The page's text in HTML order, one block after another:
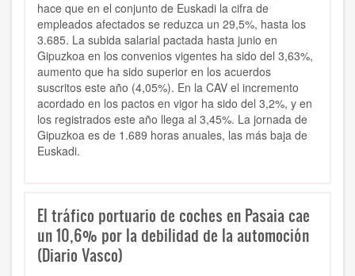
hace que en el conjunto de Euskadi la cifra de
empleados afectados se reduzca un 29,5%, hasta los
3.685. La subida salarial pactada hasta junio en
Gipuzkoa en los convenios vigentes ha sido del 3,63%,
aumento que ha sido superior en los acuerdos
suscritos este año (4,05%). En la CAV el incremento
acordado en los pactos en vigor ha sido del 3,2%, y en
los registrados este año llega al 3,45%. La jornada de
Gipuzkoa es de 1.689 horas anuales, las más baja de
Euskadi.
El tráfico portuario de coches en Pasaia cae
un 10,6% por la debilidad de la automoción
(Diario Vasco)